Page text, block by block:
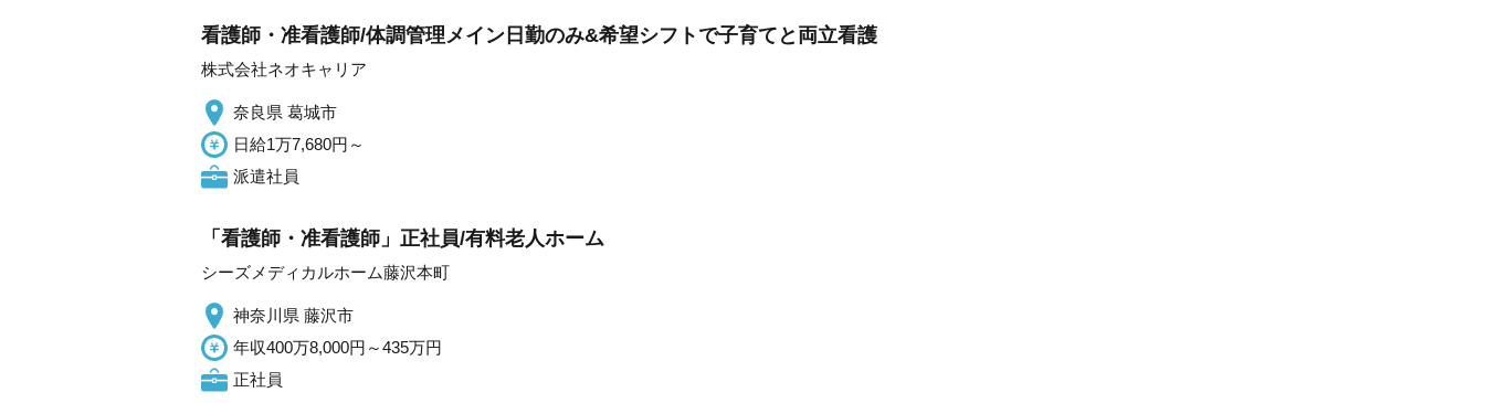
看護師・准看護師/体調管理メイン日勤のみ&希望シフトで子育てと両立看護
株式会社ネオキャリア
奈良県 葛城市
日給1万7,680円～
派遣社員
「看護師・准看護師」正社員/有料老人ホーム
シーズメディカルホーム藤沢本町
神奈川県 藤沢市
年収400万8,000円～435万円
正社員